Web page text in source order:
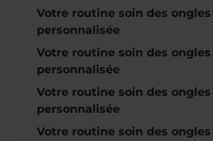
Votre routine soin des ongles
personnalisée
Votre routine soin des ongles
personnalisée
Votre routine soin des ongles
personnalisée
Votre routine soin des ongles